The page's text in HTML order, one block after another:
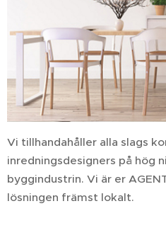
Vi tillhandahåller alla slags
inredningsdesigners på hög
byggindustrin. Vi är er
lösningen främst lokalt.